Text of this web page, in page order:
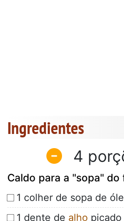
Ingredientes
4
Caldo para a "sopa" do
1 colher de sopa de
1 dente de alho picado